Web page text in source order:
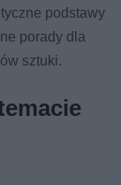
podstawy
porady dla
sztuki.